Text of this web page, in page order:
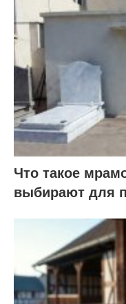
Что такое
выбирают для